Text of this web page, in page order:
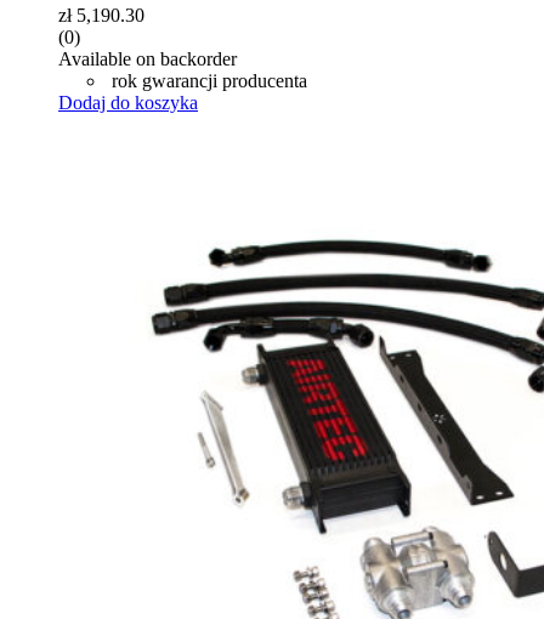
zł5,190.30
(0)
Available on backorder
rok gwarancji producenta
Dodaj do koszyka